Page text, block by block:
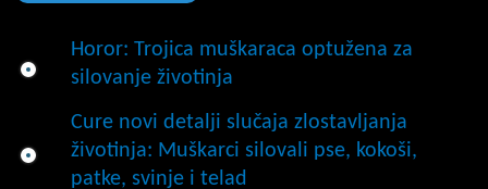
Horor: Trojica muškaraca optužena za
silovanje životinja
Cure novi detalji slučaja zlostavljanja
životinja: Muškarci silovali pse, kokoši,
patke, svinje i telad